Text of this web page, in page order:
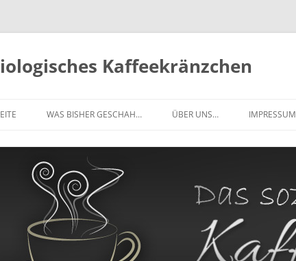
Kaffeekränzchen
WAS BISHER GESCHAH… ÜBER UNS… IMPRESSUM